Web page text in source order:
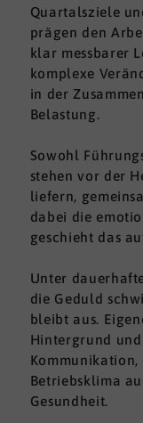
Quartalsziele
prägen den
klar messbarer
komplexe
in der
Belastung.
Sowohl
stehen vor der
liefern,
dabei die
geschieht das
Unter
die Geduld
bleibt aus.
Hintergrund
Kommunikation,
Betriebsklima
Gesundheit.